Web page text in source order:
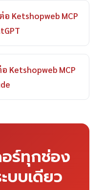
อ Ketshopweb MCP
Ketshopweb MCP
ร์ทุกช่อง
บบเดียว